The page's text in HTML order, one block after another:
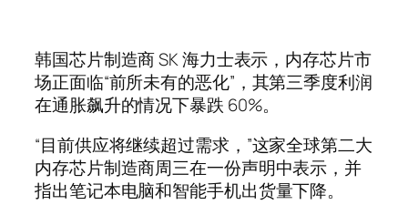
韩国芯片制造商 SK 海力士表示，内存芯片市
场正面临“前所未有的恶化”，其第三季度利润
在通胀飙升的情况下暴跌 60%。
“目前供应将继续超过需求，”这家全球第二大
内存芯片制造商周三在一份声明中表示，并
指出笔记本电脑和智能手机出货量下降。